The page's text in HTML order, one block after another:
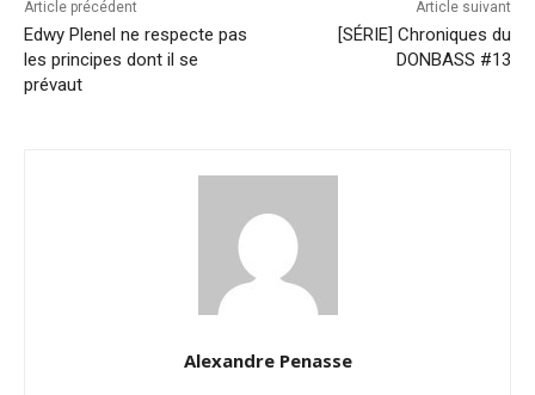
Article précédent
Edwy Plenel ne respecte pas
les principes dont il se
prévaut
Article suivant
[SÉRIE] Chroniques du
DONBASS #13
Alexandre Penasse